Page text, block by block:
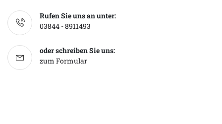
Rufen Sie uns an unter:
03844 - 8911493
oder schreiben Sie uns:
zum Formular